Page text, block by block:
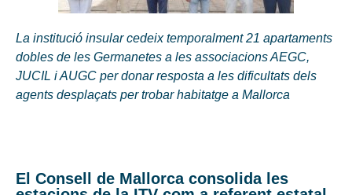
La institució insular cedeix temporalment 21 apartaments
dobles de les Germanetes a les associacions AEGC,
JUCIL i AUGC per donar resposta a les dificultats dels
agents desplaçats per trobar habitatge a Mallorca
El Consell de Mallorca consolida les